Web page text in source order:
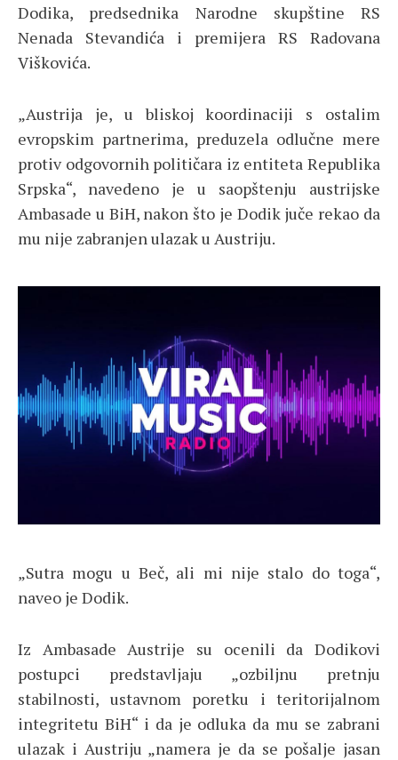
Dodika, predsednika Narodne skupštine RS
Nenada Stevandića i premijera RS Radovana
Viškovića.
„Austrija je, u bliskoj koordinaciji s ostalim
evropskim partnerima, preduzela odlučne mere
protiv odgovornih političara iz entiteta Republika
Srpska“, navedeno je u saopštenju austrijske
Ambasade u BiH, nakon što je Dodik juče rekao da
mu nije zabranjen ulazak u Austriju.
„Sutra mogu u Beč, ali mi nije stalo do toga“,
naveo je Dodik.
Iz Ambasade Austrije su ocenili da Dodikovi
postupci predstavljaju „ozbiljnu pretnju
stabilnosti, ustavnom poretku i teritorijalnom
integritetu BiH“ i da je odluka da mu se zabrani
ulazak i Austriju „namera je da se pošalje jasan